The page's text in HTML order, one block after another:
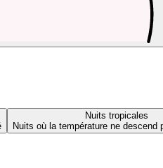
Nuits tropicales
Nuits où la température ne descend